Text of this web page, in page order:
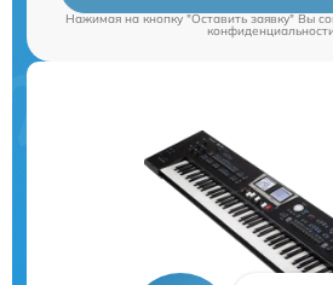
Нажимая на кнопку "Оставить заявку" Вы
конфиденциальности